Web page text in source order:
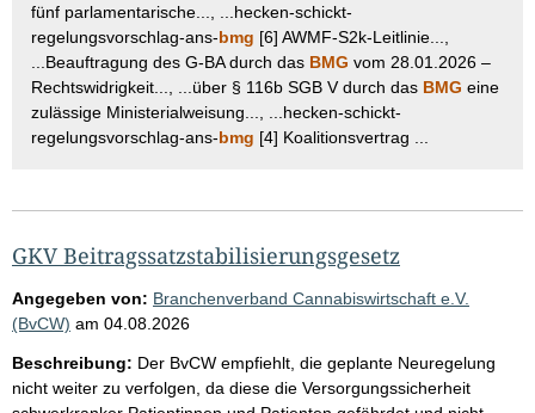
fünf parlamentarische..., ...hecken-schickt-
regelungsvorschlag-ans-bmg [6] AWMF-S2k-Leitlinie...,
...Beauftragung des G-BA durch das BMG vom 28.01.2026 –
Rechtswidrigkeit..., ...über § 116b SGB V durch das BMG eine
zulässige Ministerialweisung..., ...hecken-schickt-
regelungsvorschlag-ans-bmg [4] Koalitionsvertrag ...
GKV Beitragssatzstabilisierungsgesetz
Angegeben von: Branchenverband Cannabiswirtschaft e.V.
(BvCW) am 04.08.2026
Beschreibung: Der BvCW empfiehlt, die geplante Neuregelung
nicht weiter zu verfolgen, da diese die Versorgungssicherheit